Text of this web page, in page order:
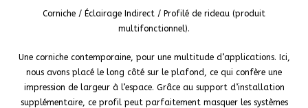
Corniche / Éclairage Indirect / Profilé de rideau (produit
multifonctionnel).
Une corniche contemporaine, pour une multitude d’applications. Ici,
nous avons placé le long côté sur le plafond, ce qui confère une
impression de largeur à l’espace. Grâce au support d’installation
supplémentaire, ce profil peut parfaitement masquer les systèmes